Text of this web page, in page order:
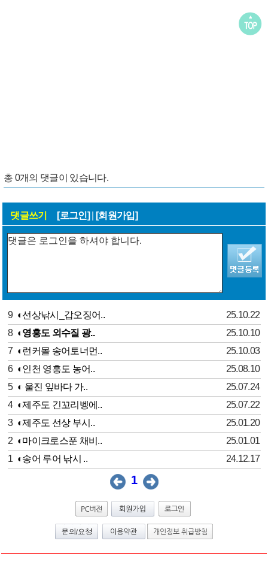
총 0개의 댓글이 있습니다.
댓글쓰기 [로그인] [회원가입]
9 ◐선상낚시_갑오징어..
25.10.22
8 ◐영흥도 외수질 광..
25.10.10
7 ◐런커몰 송어토너먼..
25.10.03
6 ◐인천 영흥도 농어..
25.08.10
5 ◐ 울진 잎바다 가..
25.07.24
4 ◐제주도 긴꼬리벵에..
25.07.22
3 ◐제주도 선상 부시..
25.01.20
2 ◐마이크로스푼 채비..
25.01.01
1 ◐송어 루어 낚시 .. 24.12.17
1